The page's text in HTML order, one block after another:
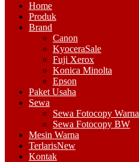
Home
Produk
Brand
Canon
KyoceraSale
Fuji Xerox
Konica Minolta
Epson
Paket Usaha
Sewa
Sewa Fotocopy Warna
Sewa Fotocopy BW
Mesin Warna
TerlarisNew
Kontak